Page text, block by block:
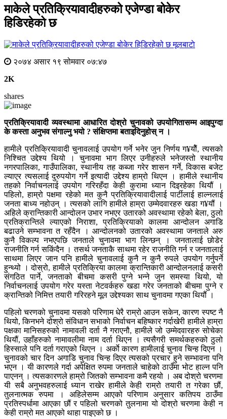
माकेले प्रतिक्रियावादीहरुको एजेण्डा बोकेर
हिडिरहेको छ
मूलबाटाे
२०७४ असार १९ सोमवार ०७:४७
2K
shares
प्रतिक्रियावादी व्यवस्थामा आधारित दोश्रो चुनावको उपयोगितासम्म आइपुग्दा
के कस्ता अनुभव संगाल्नु भयो ? संक्षिप्तमा बताइदिनुहोस् न ।
हामीले प्रतिक्रियावादी चुनावलाई उपयोग गर्ने भनेर जुन निर्णय ग¥यौें, त्यसको
निश्चित उद्देश्य थियो । चुनावमा भाग लिएर उनीहरुले भनेजस्तो स्थानीय
नगरपालिका, गाउँपालिका, स्थानीय तह कब्जा गरेर शासन गर्ने, विकास बजेट
ल्याएर त्यसलाई दुरुपयोग गर्ने इत्यादी उद्देश्य हाम्रो थिएन । हामीले स्थानीय
तहको निर्वाचनलाई उपयोग गरिरहँदा केही कुरामा ध्यान दिइरहेका थियौं ।
पहिलो, हाम्रो पक्षमा रहेको मत कुनै प्रतिक्रियावादीलाई पार्टीलाई हाल्नलाई
जनता बाध्य नहोउन् । त्यसको लागि हामीले हाम्रा उम्मेदवारहरु खडा ग¥यौं ।
अहिले क्रान्तिकारी आन्दोलन उभार नभएर उतारको अवस्थामा रहेको बेला, ठुलो
प्रतिक्रान्तिले ल्याएको निराशा, प्रतिक्रियाको कालमा आन्दोलन अगाडि
बढाउने सम्भावना त रहँदैन । आन्दोलनको उतारको अवस्थामा जनताले अरु
कुनै विकल्प नभएपछि जनताले चुनावमा भाग लिन्छन् । जनतालाई छोडेर
राजनीति गर्न सकिंदैन । तसर्थ जनताकै साथमा रहेर राजनीति गर्न र जनतालाई
साथमा लिएर जान पनि हामीले चुनावलाई कुनै न कुनै रुपले उपयोग गर्नुपर्ने
हुन्थ्यो । दोस्रो, हामीले प्रतिक्रिया कालमा क्रान्तिकारी आन्दोलनलाई कसरी
संगठित पार्ने, जनताको बीचमा कसरी पुग्ने भन्ने जुन समस्या थियो, यो
निर्वाचनलाई उपयोग गरेर यस्ता नेटवर्कहरु खडा गरेर जनताको बीचमा पुग्ने र
क्रान्तिको निमित्त तयारी गरिरहने मूल उद्देश्यका साथ चुनावमा गएका थियौं ।
पहिलो चरणको चुनावमा यसको परिणाम धेरै राम्रो आउन सकेन, कारण स्पष्ट नै
थियो, किनभने दोश्रो संविधान सभाको निर्वाचन बहिष्कार गर्दाखेरी हामीले हाम्रा
पक्षका मानिसहरुको नामावली दर्ता नै गराएनौ, हामीले जो उम्मेदवारहरु सोचेका
थियौं, उहाँहरुको नामावलीमा नाम दर्ता थिएन । त्यसैगरी समर्थकहरुको ठुलो
हिस्साले पनि दर्ता गराएको थिएन । अर्काे कारण हामीलाई चुनाव चिन्ह दिएन ।
चुनावको चार दिन अगाडि चुनाव चिन्ह दिएर त्यसको प्रचार हुने सम्भावना पनि
भएन । यी कारणले गर्दा अपेक्षित रुपमा जनताले चाहेको ठाउँमा भोट हाल्न पनि
पाएनन् । त्यसकारणले हाम्रो जितको सम्भावना कमै रहयो । अब दोश्रो चरणमा
यी सबै अनुभवहरुलाई ध्यान राखेर हामीले केही राम्रो तयारी त गरेका छौं,
तुलनात्मक रुपमा । अहिलेसम्म आएको परिणाम अनुसार कतिपय ठाउँमा
प्रतिस्पर्धामा आएका छौं र पहिलो चरणको तुलनामा यो दोश्रो चरणमा केही न
केही राम्रो मत आएको थाहा पाइएको छ ।